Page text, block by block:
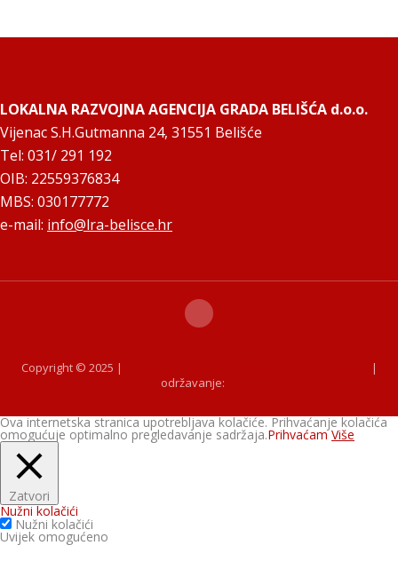
LOKALNA RAZVOJNA AGENCIJA GRADA BELIŠĆA d.o.o.
Vijenac S.H.Gutmanna 24, 31551 Belišće
Tel: 031/ 291 192
OIB: 22559376834
MBS: 030177772
e-mail: info@lra-belisce.hr
Copyright © 2025 |
|
održavanje:
Ova internetska stranica upotrebljava kolačiće. Prihvaćanje kolačića
omogućuje optimalno pregledavanje sadržaja.Prihvaćam Više
Zatvori
Nužni kolačići
Nužni kolačići
Uvijek omogućeno